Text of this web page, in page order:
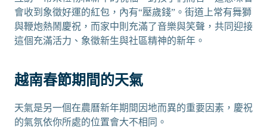
會收到象徵好運的紅包，內有“壓歲錢”。街道上常有舞獅
與鞭炮熱鬧慶祝，而家中則充滿了音樂與笑聲，共同迎接
這個充滿活力、象徵新生與社區精神的新年。
越南春節期間的天氣
天氣是另一個在農曆新年期間因地而異的重要因素，慶祝
的氣氛依你所處的位置會大不相同。